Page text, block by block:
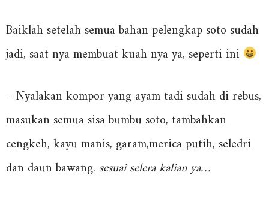
Baiklah setelah semua bahan pelengkap soto sudah
jadi, saat nya membuat kuah nya ya, seperti ini
– Nyalakan kompor yang ayam tadi sudah di rebus,
masukan semua sisa bumbu soto, tambahkan
cengkeh, kayu manis, garam,merica putih, seledri
dan daun bawang. sesuai selera kalian ya…